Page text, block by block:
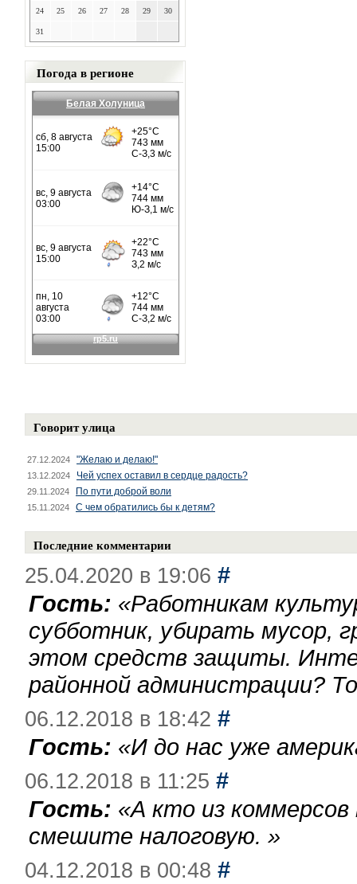
24 25 26 27 28 29 30
31
Погода в регионе
Белая Холуница
Говорит улица
27.12.2024 "Желаю и делаю!"
13.12.2024 Чей успех оставил в сердце радость?
29.11.2024 По пути доброй воли
15.11.2024 С чем обратились бы к детям?
Последние комментарии
25.04.2020 в 19:06 #
Гость: «Работникам
субботник, убирать мусор,
этом средств защиты.
районной администрации?
06.12.2018 в 18:42 #
Гость: «И до нас уже
06.12.2018 в 11:25 #
Гость: «А кто из
смешите налоговую. »
04.12.2018 в 00:48 #